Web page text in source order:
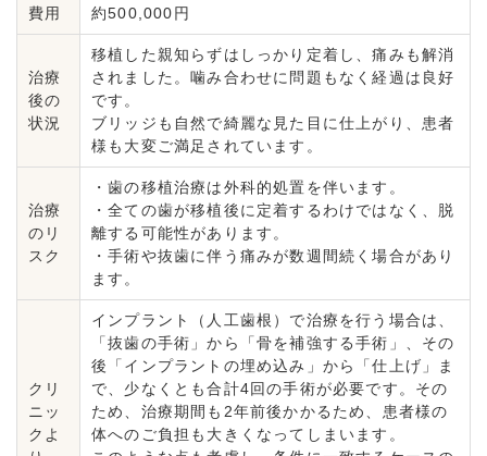
費用 約500,000円
治療
後の
状況
移植した親知らずはしっかり定着し、痛みも解消
されました。噛み合わせに問題もなく経過は良好
です。
ブリッジも自然で綺麗な見た目に仕上がり、患者
様も大変ご満足されています。
治療
のリ
スク
・歯の移植治療は外科的処置を伴います。
・全ての歯が移植後に定着するわけではなく、脱
離する可能性があります。
・手術や抜歯に伴う痛みが数週間続く場合があり
ます。
クリ
ニッ
クよ
インプラント（人工歯根）で治療を行う場合は、
「抜歯の手術」から「骨を補強する手術」、その
後「インプラントの埋め込み」から「仕上げ」ま
で、少なくとも合計4回の手術が必要です。その
ため、治療期間も2年前後かかるため、患者様の
体へのご負担も大きくなってしまいます。